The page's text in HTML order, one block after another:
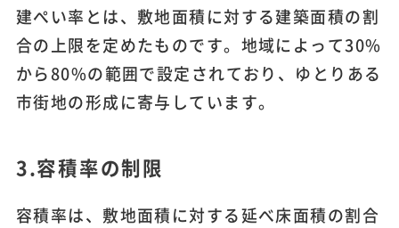
建ぺい率とは、敷地面積に対する建築面積の割
合の上限を定めたものです。地域によって30%
から80%の範囲で設定されており、ゆとりある
市街地の形成に寄与しています。
3.容積率の制限
容積率は、敷地面積に対する延べ床面積の割合